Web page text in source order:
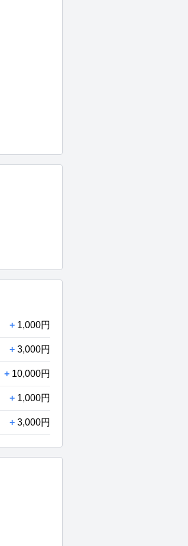
+ 1,000円
+ 3,000円
+ 10,000円
+ 1,000円
+ 3,000円